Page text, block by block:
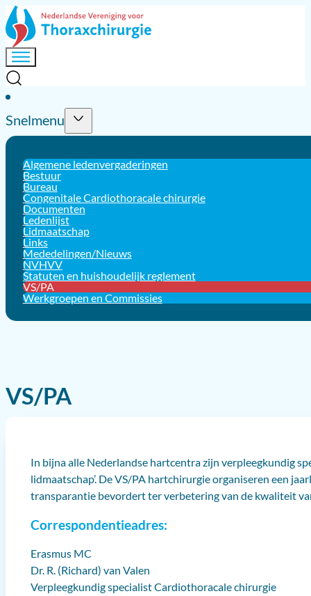
Snelmenu
Algemene ledenvergaderingen
Bestuur
Bureau
Congenitale Cardiothoracale chirurgie
Documenten
Ledenlijst
Lidmaatschap
Links
Mededelingen/Nieuws
NVHVV
Statuten en huishoudelijk reglement
VS/PA
Werkgroepen en Commissies
VS/PA
In bijna alle Nederlandse hartcentra zijn verpleegkundig
lidmaatschap’. De VS/PA hartchirurgie organiseren een
transparantie bevordert ter verbetering van de kwaliteit
Correspondentieadres:
Erasmus MC
Dr. R. (Richard) van Valen
Verpleegkundig specialist Cardiothoracale chirurgie